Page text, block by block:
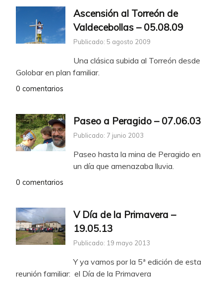
Ascensión al Torreón de
Valdecebollas – 05.08.09
Publicado: 5 agosto 2009
Una clásica subida al Torreón desde
Golobar en plan familiar.
0 comentarios
Paseo a Peragido – 07.06.03
Publicado: 7 junio 2003
Paseo hasta la mina de Peragido en
un día que amenazaba lluvia.
0 comentarios
V Día de la Primavera –
19.05.13
Publicado: 19 mayo 2013
Y ya vamos por la 5ª edición de esta
reunión familiar: el Día de la Primavera